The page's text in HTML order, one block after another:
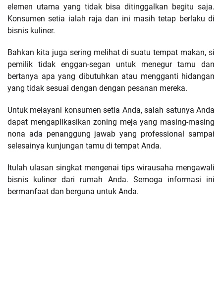
elemen utama yang tidak bisa ditinggalkan begitu saja.
Konsumen setia ialah raja dan ini masih tetap berlaku di
bisnis kuliner.
Bahkan kita juga sering melihat di suatu tempat makan, si
pemilik tidak enggan-segan untuk menegur tamu dan
bertanya apa yang dibutuhkan atau mengganti hidangan
yang tidak sesuai dengan dengan pesanan mereka.
Untuk melayani konsumen setia Anda, salah satunya Anda
dapat mengaplikasikan zoning meja yang masing-masing
nona ada penanggung jawab yang professional sampai
selesainya kunjungan tamu di tempat Anda.
Itulah ulasan singkat mengenai tips wirausaha mengawali
bisnis kuliner dari rumah Anda. Semoga informasi ini
bermanfaat dan berguna untuk Anda.